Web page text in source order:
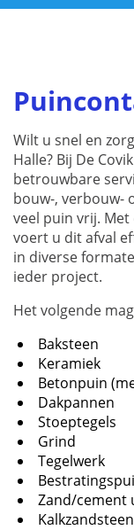
Wilt u snel en
Halle? Bij De
betrouwbare
bouw-, verbouw-
veel puin vrij.
voert u dit afval
in diverse
ieder project.
Het volgende
Baksteen
Keramiek
Betonpuin
Dakpannen
Stoeptegels
Grind
Tegelwerk
Zand/cement